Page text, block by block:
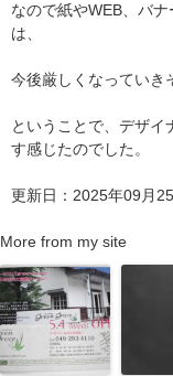
なので紙やWEB、バ
は、
今後厳しくなっていき
ということで、デザイ
す感じたのでした。
更新日：2025年09月
More from my site